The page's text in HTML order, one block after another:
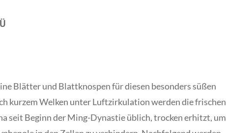
Blätter und Blattknospen für diesen besonders süßen
kurzem Welken unter Luftzirkulation werden die frischen
seit Beginn der Ming-Dynastie üblich, trocken erhitzt, um